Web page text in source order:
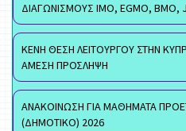
ΔΙΑΓΩΝΙΣΜΟΥΣ ΙΜΟ, EGMO, ΒΜΟ,
ΚΕΝΗ ΘΕΣΗ ΛΕΙΤΟΥΡΓΟΥ ΣΤΗΝ
ΑΜΕΣΗ ΠΡΟΣΛΗΨΗ
ΑΝΑΚΟΙΝΩΣΗ ΓΙΑ ΜΑΘΗΜΑΤΑ
(ΔΗΜΟΤΙΚΟ) 2026